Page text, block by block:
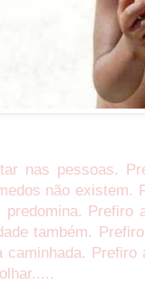
nas pessoas.
não existem.
Prefiro
também.
caminhada.